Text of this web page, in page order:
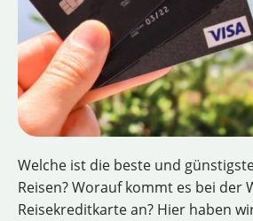
Welche ist die beste und
Reisen? Worauf kommt es bei der
Reisekreditkarte an? Hier haben